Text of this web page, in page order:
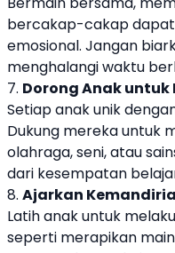
bercakap-cakap
emosional. Jangan
menghalangi waktu
7. Dorong Anak
Setiap anak unik
Dukung mereka untuk
olahraga, seni, atau
dari kesempatan
8. Ajarkan
Latih anak untuk
seperti merapikan